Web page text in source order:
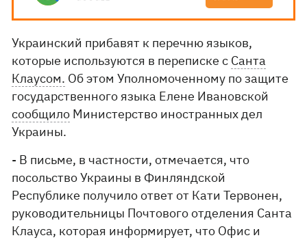
Украинский прибавят к перечню языков,
которые используются в переписке с Санта
Клаусом. Об этом Уполномоченному по защите
государственного языка Елене Ивановской
сообщило Министерство иностранных дел
Украины.
- В письме, в частности, отмечается, что
посольство Украины в Финляндской
Республике получило ответ от Кати Тервонен,
руководительницы Почтового отделения Санта
Клауса, которая информирует, что Офис и